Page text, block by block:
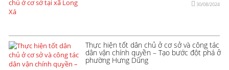
30/08/2024
Thực hiện tốt dân chủ ở cơ sở và công tác
dân vận chính quyền – Tạo bước đột phá ở
phường Hưng Dũng